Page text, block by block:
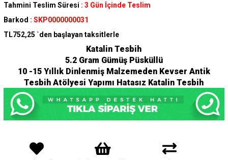
Tahmini Teslim Süresi : 3 Gün İçinde Teslim
Barkod : SKP0000000031
TL752,25 `den başlayan taksitlerle
Katalin Tesbih
5.2 Gram Gümüş Püsküllü
10 -15 Yıllık Dinlenmiş Malzemeden Kevser Antik
Tesbih Atölyesi Yapımı Hatasız Katalin Tesbih